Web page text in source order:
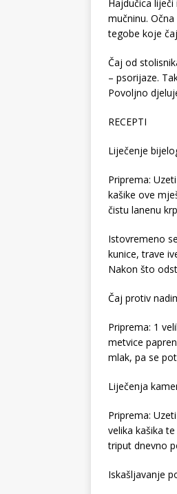
Hajdučica
mučninu.
tegobe koje
Čaj od
– psorijaze.
Povoljno
RECEPTI
Liječenje
Priprema:
kašike ove
čistu lanenu
Istovremeno
kunice, trave
Nakon što
Čaj protiv
Priprema: 1
metvice
mlak, pa se
Liječenja
Priprema:
velika kašika
triput dnevno
Iskašljavanje